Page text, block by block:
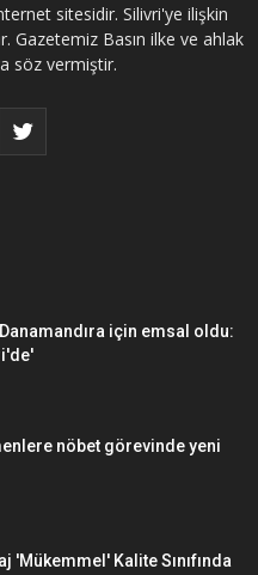
sitesidir. Silivri'ye ilişkin
Gazetemiz Basın ilke ve ahlak
söz vermiştir.
için emsal oldu:
nöbet görevinde yeni
'Mükemmel' Kalite Sınıfında